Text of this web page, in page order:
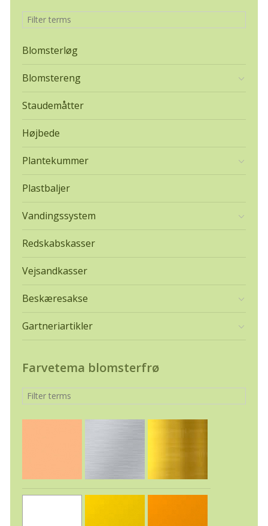
Blomsterløg
Blomstereng
Staudemåtter
Højbede
Plantekummer
Plastbaljer
Vandingssystem
Redskabskasser
Vejsandkasser
Beskæresakse
Gartneriartikler
Farvetema blomsterfrø